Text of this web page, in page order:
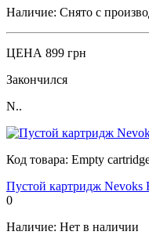
Наличие: Снято с
ЦЕНА 899 грн
Закончился
N..
Код товара: Empty
Пустой картридж Nevoks
0
Наличие: Нет в наличии